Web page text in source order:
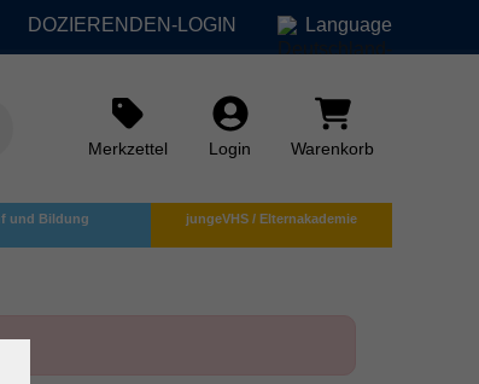
DOZIERENDEN-LOGIN Language
Merkzettel Login Warenkorb
und Bildung jungeVHS / Elternakademie